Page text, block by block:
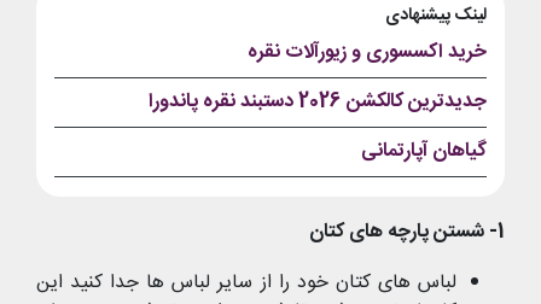
لینک پیشنهادی
خرید اکسسوری و زیورآلات نقره
جدیدترین کالکشن 2026 دستبند نقره پاندورا
گیاهان آپارتمانی
1- شستن پارچه های کتان
لباس های کتان خود را از سایر لباس ها جدا کنید این